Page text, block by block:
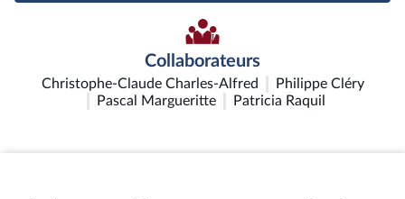
Collaborateurs
Christophe-Claude Charles-Alfred
Philippe Cléry
Pascal Margueritte
Patricia Raquil